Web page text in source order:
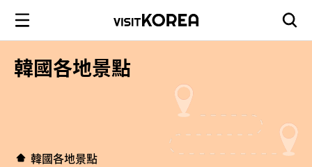
韓國各地景點
韓國各地景點